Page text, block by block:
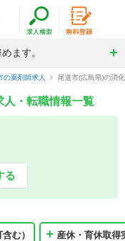
ます。
の薬剤師求人 尾道市(広島県)の消
人・転職情報一覧
る
む） 産休・育休取得